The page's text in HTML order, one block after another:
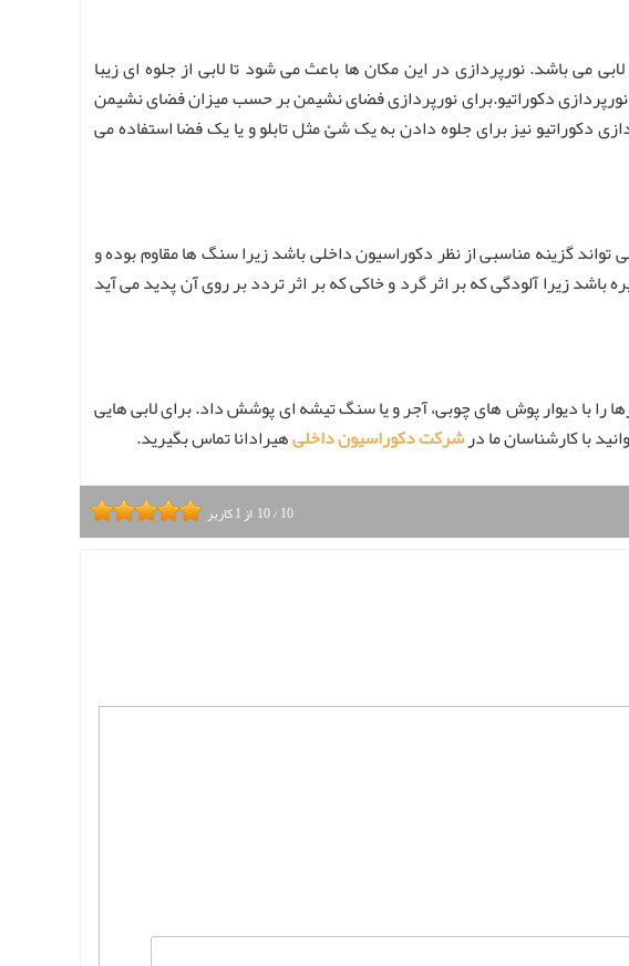
می باشد. نورپردازی در این مکان ها باعث می شود تا لابی از جلوه ای زیبا
دکوراتیو.برای نورپردازی فضای نشیمن بر حسب میزان فضای نشیمن
دکوراتیو نیز برای جلوه دادن به یک شئ مثل تابلو و یا یک فضا استفاده می
گزینه مناسبی از نظر دکوراسیون داخلی باشد زیرا سنگ ها مقاوم بوده و
زیرا آلودگی که بر اثر گرد و خاکی که بر اثر تردد بر روی آن پدید می آید
را با دیوار پوش های چوبی، آجر و یا سنگ تیشه ای پوشش داد. برای لابی هایی
با کارشناسان ما درشرکت دکوراسیون داخلیهیرادانا تماس بگیرید.
10/10 از1کاربر